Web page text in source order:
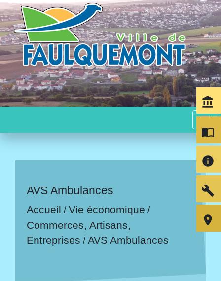
menu
AVS Ambulances
Accueil /Vie économique /
Commerces, Artisans,
Entreprises /AVS Ambulances
account_balance
import_contacts
info
build
room